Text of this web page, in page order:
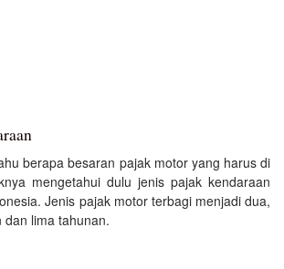
berapa besaran pajak motor yang harus di
mengetahui dulu jenis pajak kendaraan
Jenis pajak motor terbagi menjadi dua,
lima tahunan.